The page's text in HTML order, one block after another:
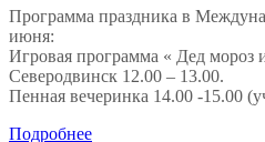
Программа праздника в
июня:
Игровая программа « Дед мороз
Северодвинск 12.00 – 13.00.
Пенная вечеринка 14.00 -15.00
Подробнее